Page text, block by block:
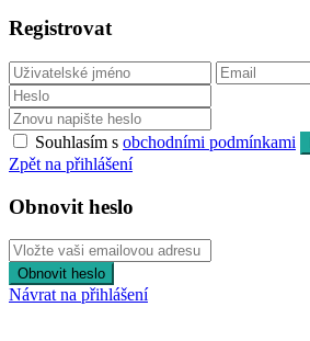
Registrovat
Souhlasím s obchodními podmínkami
Zpět na přihlášení
Obnovit heslo
Obnovit heslo
Návrat na přihlášení